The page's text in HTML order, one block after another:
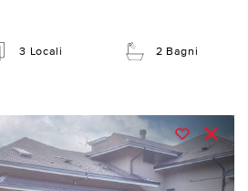
3 Locali 2 Bagni